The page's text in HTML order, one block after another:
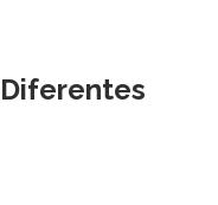
Diferentes